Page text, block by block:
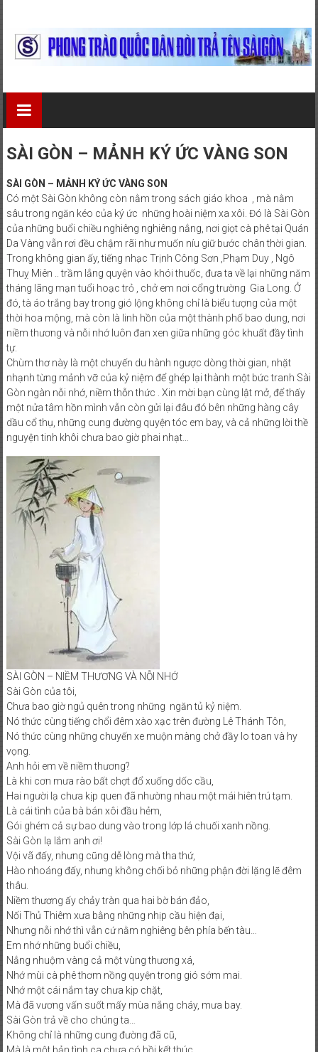
content
Phong
Trào
Quốc
Dân
Đòi
Trả
Tên
Sài
Gòn
PHONG
TRÀO
QUỐC
DÂN
ĐÒI
TRẢ
TÊN
SÀI
GÒN
SÀI GÒN – MẢNH KÝ ỨC VÀNG SON
SÀI GÒN – MẢNH KÝ ỨC VÀNG SON
Có một Sài Gòn không còn nằm trong sách giáo khoa , mà nằm
sâu trong ngăn kéo của ký ức những hoài niệm xa xôi. Đó là Sài Gòn
của những buổi chiều nghiêng nghiêng nắng, nơi giọt cà phê tại Quán
Da Vàng vẫn rơi đều chậm rãi như muốn níu giữ bước chân thời gian.
Trong không gian ấy, tiếng nhạc Trịnh Công Sơn ,Phạm Duy , Ngô
Thuỵ Miên .. trầm lắng quyện vào khói thuốc, đưa ta về lại những năm
tháng lãng mạn tuổi hoạc trỏ , chở em nơi cổng trường Gia Long. Ở
đó, tà áo trắng bay trong gió lộng không chỉ là biểu tượng của một
thời hoa mộng, mà còn là linh hồn của một thành phố bao dung, nơi
niềm thương và nỗi nhớ luôn đan xen giữa những góc khuất đầy tình
tự.
Chùm thơ này là một chuyến du hành ngược dòng thời gian, nhặt
nhạnh từng mảnh vỡ của kỷ niệm để ghép lại thành một bức tranh Sài
Gòn ngàn nỗi nhớ, niềm thỗn thức . Xin mời bạn cùng lật mở, để thấy
một nửa tâm hồn mình vẫn còn gửi lại đâu đó bên những hàng cây
dầu cổ thụ, những cung đường quyện tóc em bay, và cả những lời thề
nguyện tinh khôi chưa bao giờ phai nhạt…
SÀI GÒN – NIỀM THƯƠNG VÀ NỖI NHỚ
Sài Gòn của tôi,
Chưa bao giờ ngủ quên trong những ngăn tủ kỷ niệm.
Nó thức cùng tiếng chổi đêm xào xạc trên đường Lê Thánh Tôn,
Nó thức cùng những chuyến xe muộn màng chở đầy lo toan và hy
vọng.
Anh hỏi em về niềm thương?
Là khi cơn mưa rào bất chợt đổ xuống dốc cầu,
Hai người lạ chưa kịp quen đã nhường nhau một mái hiên trú tạm.
Là cái tình của bà bán xôi đầu hẻm,
Gói ghém cả sự bao dung vào trong lớp lá chuối xanh nồng.
Sài Gòn lạ lắm anh ơi!
Vội vã đấy, nhưng cũng dễ lòng mà tha thứ,
Hào nhoáng đấy, nhưng không chối bỏ những phận đời lặng lẽ đêm
thâu.
Niềm thương ấy chảy tràn qua hai bờ bán đảo,
Nối Thủ Thiêm xưa bằng những nhịp cầu hiện đại,
Nhưng nỗi nhớ thì vẫn cứ nằm nghiêng bên phía bến tàu…
Em nhớ những buổi chiều,
Nắng nhuộm vàng cả một vùng thương xá,
Nhớ mùi cà phê thơm nồng quyện trong gió sớm mai.
Nhớ một cái nắm tay chưa kịp chặt,
Mà đã vương vấn suốt mấy mùa nắng cháy, mưa bay.
Sài Gòn trả về cho chúng ta…
Không chỉ là những cung đường đã cũ,